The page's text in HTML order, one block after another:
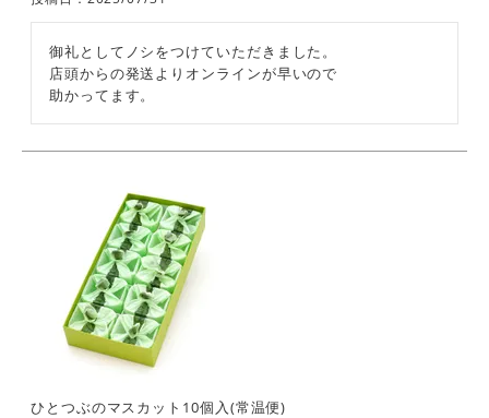
御礼としてノシをつけていただきました。
店頭からの発送よりオンラインが早いので
ひとつぶのマスカット10個入(常温便)